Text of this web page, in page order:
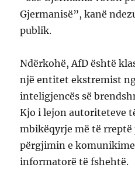
Gjermanisë”, kanë
publik.
Ndërkohë, AfD është
një entitet ekstremist
inteligjencës së
Kjo i lejon autoriteteve
mbikëqyrje më të
përgjimin e
informatorë të fshehtë.